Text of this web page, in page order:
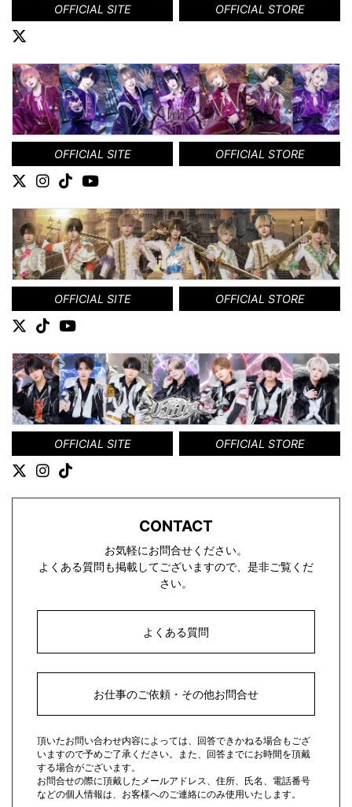
OFFICIAL SITE OFFICIAL STORE
OFFICIAL SITE OFFICIAL STORE
OFFICIAL SITE OFFICIAL STORE
OFFICIAL SITE OFFICIAL STORE
CONTACT
お気軽にお問合せください。
よくある質問も掲載してございますので、是非ご覧くだ
さい。
よくある質問
お仕事のご依頼・その他お問合せ
頂いたお問い合わせ内容によっては、回答できかねる場合もござ
いますので予めご了承ください。また、回答までにお時間を頂戴
する場合がございます。
お問合せの際に頂戴したメールアドレス、住所、氏名、電話番号
などの個人情報は、お客様へのご連絡にのみ使用いたします。